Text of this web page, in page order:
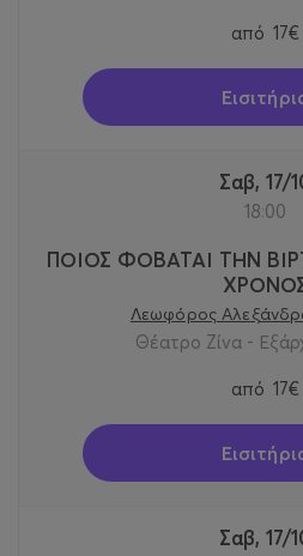
από 17€
Σαβ, 17/
18:00
ΠΟΙΟΣ ΦΟΒΑΤΑΙ ΤΗΝ
Λεωφόρος
Θέατρο Ζίνα -
από 17€
Σαβ, 17/